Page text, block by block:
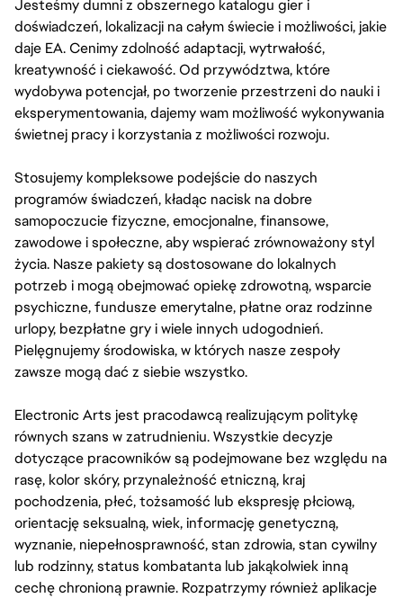
Jesteśmy dumni z obszernego katalogu gier i
doświadczeń, lokalizacji na całym świecie i możliwości, jakie
daje EA. Cenimy zdolność adaptacji, wytrwałość,
kreatywność i ciekawość. Od przywództwa, które
wydobywa potencjał, po tworzenie przestrzeni do nauki i
eksperymentowania, dajemy wam możliwość wykonywania
świetnej pracy i korzystania z możliwości rozwoju.
Stosujemy kompleksowe podejście do naszych
programów świadczeń, kładąc nacisk na dobre
samopoczucie fizyczne, emocjonalne, finansowe,
zawodowe i społeczne, aby wspierać zrównoważony styl
życia. Nasze pakiety są dostosowane do lokalnych
potrzeb i mogą obejmować opiekę zdrowotną, wsparcie
psychiczne, fundusze emerytalne, płatne oraz rodzinne
urlopy, bezpłatne gry i wiele innych udogodnień.
Pielęgnujemy środowiska, w których nasze zespoły
zawsze mogą dać z siebie wszystko.
Electronic Arts jest pracodawcą realizującym politykę
równych szans w zatrudnieniu. Wszystkie decyzje
dotyczące pracowników są podejmowane bez względu na
rasę, kolor skóry, przynależność etniczną, kraj
pochodzenia, płeć, tożsamość lub ekspresję płciową,
orientację seksualną, wiek, informację genetyczną,
wyznanie, niepełnosprawność, stan zdrowia, stan cywilny
lub rodzinny, status kombatanta lub jakąkolwiek inną
cechę chronioną prawnie. Rozpatrzymy również aplikacje